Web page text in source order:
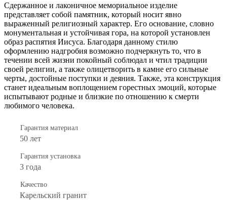
Сдержанное и лаконичное мемориальное изделие
представляет собой памятник, который носит явно
выраженный религиозный характер. Его основание, словно
монументальная и устойчивая гора, на которой установлен
образ распятия Иисуса. Благодаря данному стилю
оформлению надгробия возможно подчеркнуть то, что в
течении всей жизни покойный соблюдал и чтил традиции
своей религии, а также олицетворить в камне его сильные
черты, достойные поступки и деяния. Также, эта конструкция
станет идеальным воплощением горестных эмоций, которые
испытывают родные и близкие по отношению к смерти
любимого человека.
Гарантия материал
50 лет
Гарантия установка
3 года
Качество
Карельский гранит